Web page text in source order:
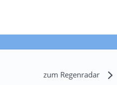
zum Regenradar